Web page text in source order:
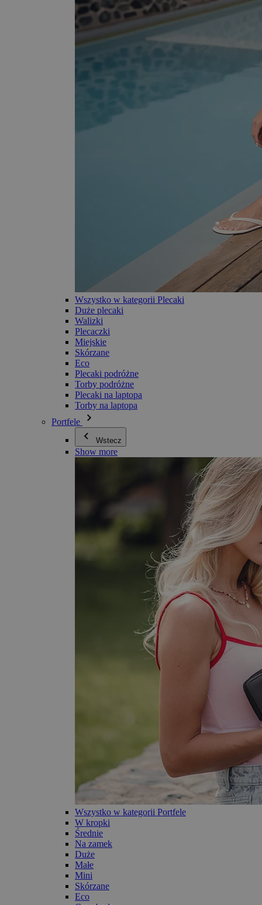
Wszystko w kategorii Plecaki
Duże plecaki
Walizki
Plecaczki
Miejskie
Skórzane
Eco
Plecaki podróżne
Torby podróżne
Plecaki na laptopa
Torby na laptopa
Portfele
Wstecz
Show more
Wszystko w kategorii Portfele
W kropki
Średnie
Na zamek
Duże
Małe
Mini
Skórzane
Eco